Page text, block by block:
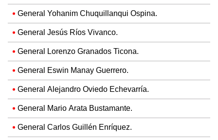
General Yohanim Chuquillanqui Ospina.
General Jesús Ríos Vivanco.
General Lorenzo Granados Ticona.
General Eswin Manay Guerrero.
General Alejandro Oviedo Echevarría.
General Mario Arata Bustamante.
General Carlos Guillén Enríquez.